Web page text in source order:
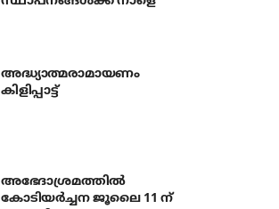
അദ്ധ്യാത്മരാമായണം
കിളിപ്പാട്ട്
അഭേദാശ്രമത്തില്‍
കോടിയര്‍ച്ചന ജൂലൈ 11 ന്